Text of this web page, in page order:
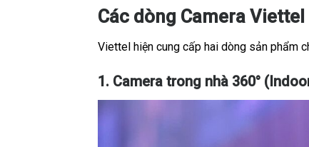
Các dòng Camera
Viettel hiện cung cấp hai dòng sản phẩm
1. Camera trong nhà 360°